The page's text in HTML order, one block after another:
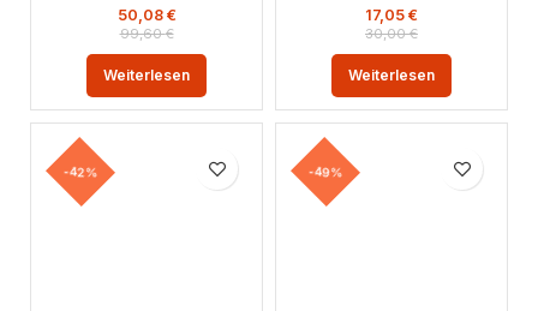
99,60€
50,08 €
Weiterlesen
30,00€
17,05 €
Weiterlesen
-42% -49%